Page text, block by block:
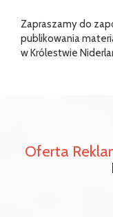
Zapraszamy do
publikowania
w Królestwie
Oferta